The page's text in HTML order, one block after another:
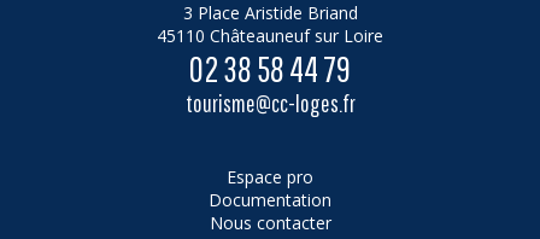
3 Place Aristide Briand
45110 Châteauneuf sur Loire
02 38 58 44 79
tourisme@cc-loges.fr
Espace pro
Documentation
Nous contacter